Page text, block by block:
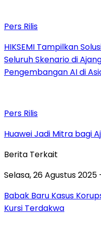
Pers Rilis
HIKSEMI Tampilkan
Seluruh Skenario di
Pengembangan AI di
Pers Rilis
Huawei Jadi Mitra bagi
Berita Terkait
Selasa, 26 Agustus 2025
Babak Baru Kasus
Kursi Terdakwa